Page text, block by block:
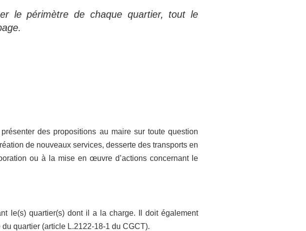
le périmètre de chaque quartier, tout le
des propositions au maire sur toute question
de nouveaux services, desserte des transports en
ou à la mise en œuvre d’actions concernant le
le(s) quartier(s) dont il a la charge. Il doit également
quartier (article L.2122-18-1 du CGCT).